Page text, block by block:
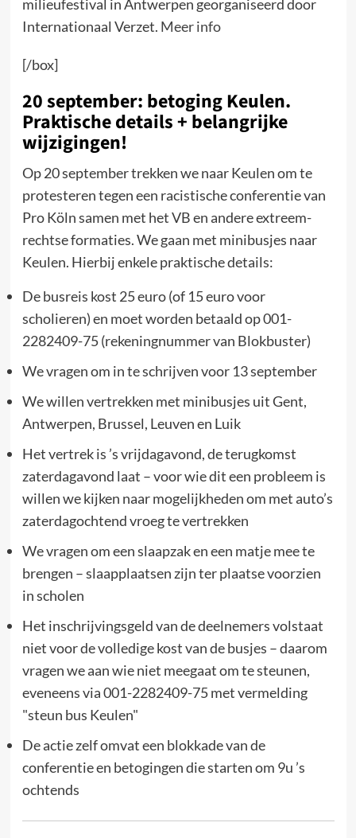
milieufestival in Antwerpen georganiseerd door
Internationaal Verzet. Meer info
[/box]
20 september: betoging Keulen.
Praktische details + belangrijke
wijzigingen!
Op 20 september trekken we naar Keulen om te
protesteren tegen een racistische conferentie van
Pro Köln samen met het VB en andere extreem-
rechtse formaties. We gaan met minibusjes naar
Keulen. Hierbij enkele praktische details:
De busreis kost 25 euro (of 15 euro voor
scholieren) en moet worden betaald op 001-
2282409-75 (rekeningnummer van Blokbuster)
We vragen om in te schrijven voor 13 september
We willen vertrekken met minibusjes uit Gent,
Antwerpen, Brussel, Leuven en Luik
Het vertrek is ’s vrijdagavond, de terugkomst
zaterdagavond laat – voor wie dit een probleem is
willen we kijken naar mogelijkheden om met auto’s
zaterdagochtend vroeg te vertrekken
We vragen om een slaapzak en een matje mee te
brengen – slaapplaatsen zijn ter plaatse voorzien
in scholen
Het inschrijvingsgeld van de deelnemers volstaat
niet voor de volledige kost van de busjes – daarom
vragen we aan wie niet meegaat om te steunen,
eveneens via 001-2282409-75 met vermelding
"steun bus Keulen"
De actie zelf omvat een blokkade van de
conferentie en betogingen die starten om 9u ’s
ochtends